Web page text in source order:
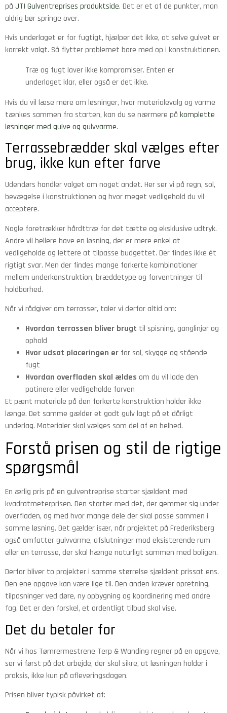
på JTI Gulventreprises produktside. Det er et af de punkter, man
aldrig bør springe over.
Hvis underlaget er for fugtigt, hjælper det ikke, at selve gulvet er
korrekt valgt. Så flytter problemet bare med op i konstruktionen.
Træ og fugt laver ikke kompromiser. Enten er
underlaget klar, eller også er det ikke.
Hvis du vil læse mere om løsninger, hvor materialevalg og varme
tænkes sammen fra starten, kan du se nærmere på komplette
løsninger med gulve og gulvvarme.
Terrassebrædder skal vælges efter
brug, ikke kun efter farve
Udendørs handler valget om noget andet. Her ser vi på regn, sol,
bevægelse i konstruktionen og hvor meget vedligehold du vil
acceptere.
Nogle foretrækker hårdttræ for det tætte og eksklusive udtryk.
Andre vil hellere have en løsning, der er mere enkel at
vedligeholde og lettere at tilpasse budgettet. Der findes ikke ét
rigtigt svar. Men der findes mange forkerte kombinationer
mellem underkonstruktion, bræddetype og forventninger til
holdbarhed.
Når vi rådgiver om terrasser, taler vi derfor altid om:
Hvordan terrassen bliver brugt til spisning, ganglinjer og
ophold
Hvor udsat placeringen er for sol, skygge og stående
fugt
Hvordan overfladen skal ældes om du vil lade den
patinere eller vedligeholde farven
Et pænt materiale på den forkerte konstruktion holder ikke
længe. Det samme gælder et godt gulv lagt på et dårligt
underlag. Materialer skal vælges som del af en helhed.
Forstå prisen og stil de rigtige
spørgsmål
En ærlig pris på en gulventreprise starter sjældent med
kvadratmeterprisen. Den starter med det, der gemmer sig under
overfladen, og med hvor mange dele der skal passe sammen i
samme løsning. Det gælder især, når projektet på Frederiksberg
også omfatter gulvvarme, afslutninger mod eksisterende rum
eller en terrasse, der skal hænge naturligt sammen med boligen.
Derfor bliver to projekter i samme størrelse sjældent prissat ens.
Den ene opgave kan være lige til. Den anden kræver opretning,
tilpasninger ved døre, ny opbygning og koordinering med andre
fag. Det er den forskel, et ordentligt tilbud skal vise.
Det du betaler for
Når vi hos Tømrermestrene Terp & Wanding regner på en opgave,
ser vi først på det arbejde, der skal sikre, at løsningen holder i
praksis, ikke kun på afleveringsdagen.
Prisen bliver typisk påvirket af: